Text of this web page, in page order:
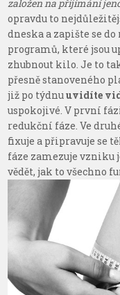
založen na přijímání
opravdu to
dneska a zapište se
programů, které jsou
zhubnout kilo. Je to
přesně stanoveného
již po týdnuuvidíte
uspokojivé. V první
redukční fáze. Ve
fixuje a připravuje se
fáze zamezuje vzniku
vědět, jak to všechno